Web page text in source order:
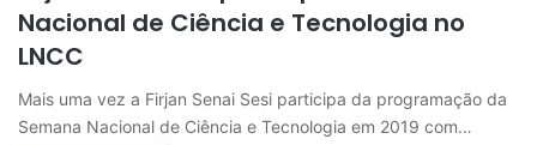
Nacional de Ciência e Tecnologia no
LNCC
Mais uma vez a Firjan Senai Sesi participa da programação da
Semana Nacional de Ciência e Tecnologia em 2019 com…